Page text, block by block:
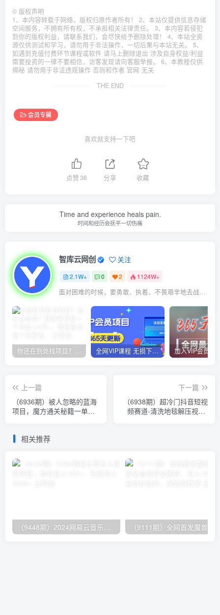
© 版权声明
1、本内容转载于网络，版权归原作者所有！ 2、本站仅提供信息存储
空间服务，不拥有所有权，不承担相关法律责任。 3、本内容若侵犯
到你的版权利益，请联系我们，会尽快给予删除处理！ 4、本站全资
源仅供测试和学习，请勿用于非法操作，一切后果与本站无关。 5、
如遇到充值付费环节课程或软件 请马上删除退出 涉及自身权益/利益
需要投资的一律不要相信，访客发现请向客服举报。 6、本教程仅供
揭秘 请勿用于非法违规操作 否则和作者 官网 无关
THE END
会员专属
喜欢就支持一下吧
点赞36 分享 收藏
Time and experience heals pain.
时间和经历会抚平一切伤痛
智库云网创 关注
2.1W+ 0 2 1124W+
面对困难的时候，要勇敢、执着、不畏艰辛地去战胜它
你还在到处找项目？还在当韭菜？我靠卖项目一个月收入5万+，曾经我也是个失败者。 全网VIP课程 无损下载~
上一篇
（6936期）被人忽略的蓝海
项目，魔方通关秘籍一单利
下一篇
（6938期）超冷门抖音短视
频赛道-清洗地毯解压视频-
相关推荐